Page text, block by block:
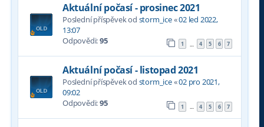
Aktuální počasí - prosinec 2021
Poslední příspěvek od storm_ice«02 led 2022,
13:07
Odpovědi:95 1 … 4 5 6 7
Aktuální počasí - listopad 2021
Poslední příspěvek od storm_ice«02 pro 2021,
09:02
Odpovědi:95 1 … 4 5 6 7